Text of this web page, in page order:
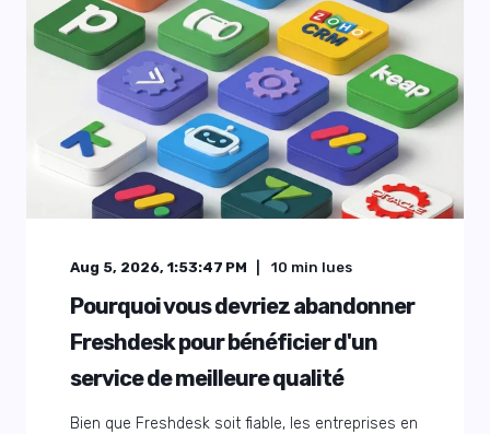
Aug 5, 2026, 1:53:47 PM 10 min lues
Pourquoi vous devriez abandonner
Freshdesk pour bénéficier d'un
service de meilleure qualité
Bien que Freshdesk soit fiable, les entreprises en